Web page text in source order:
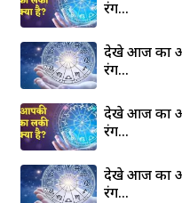
रंग…
देखे आज का
रंग…
देखे आज का
रंग…
देखे आज का
रंग…